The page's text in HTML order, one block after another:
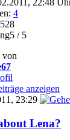
22:48
4
/ 5
von
anzeigen
23:29
Lena?